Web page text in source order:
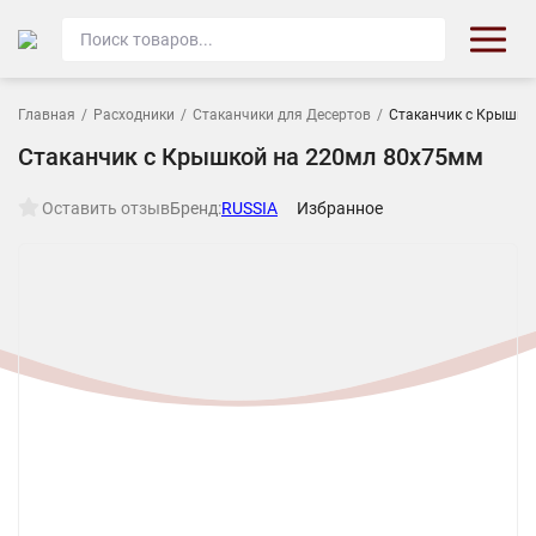
Главная / Расходники / Стаканчики для Десертов / Стаканчик с
Стаканчик с Крышкой на 220мл 80х75мм
Оставить отзывБренд:RUSSIA Избранное